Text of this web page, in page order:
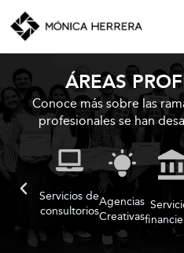
contenido
ÁREAS
Conoce más sobre las
profesionales se han
Servicios de
consultorios
Agencias
Creativas